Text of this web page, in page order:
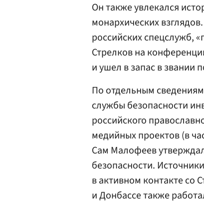
Он также увлекался
монархических
российских спецслужб,
Стрелков на
и ушел в запас в звании
По отдельным
службы безопасности
российского
медийных проектов (в
Сам Малофеев
безопасности.
в активном контакте со
и Донбассе также